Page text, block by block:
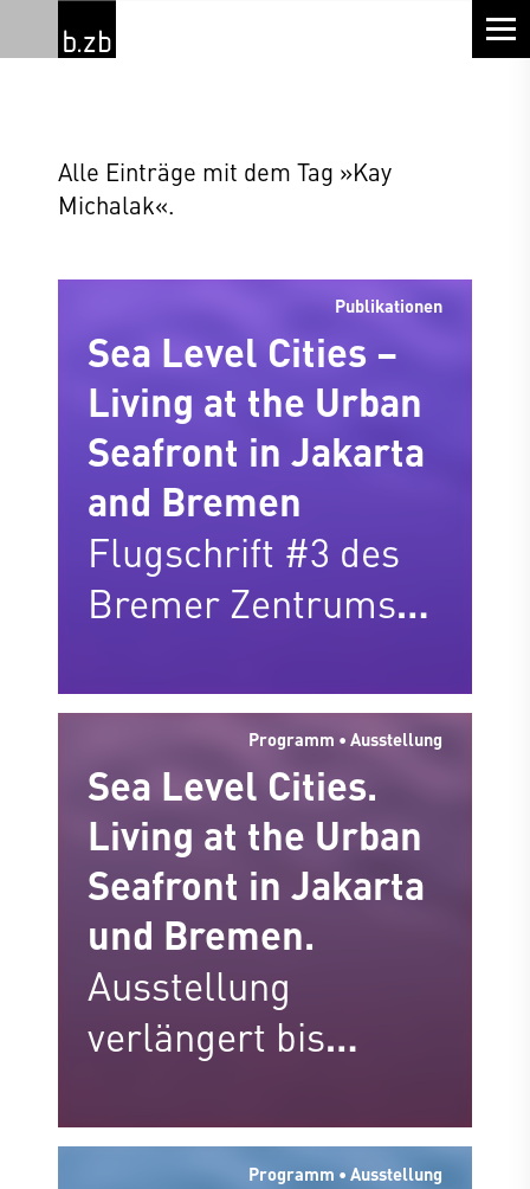
Alle Einträge mit dem Tag »Kay
Michalak«.
Publikationen
Sea Level Cities –
Living at the Urban
Seafront in Jakarta
and Bremen
Flugschrift #3 des
Bremer Zentrums
Programm • Ausstellung
Sea Level Cities.
Living at the Urban
Seafront in Jakarta
und Bremen.
Ausstellung
verlängert bis
30.04.2025!
Programm • Ausstellung